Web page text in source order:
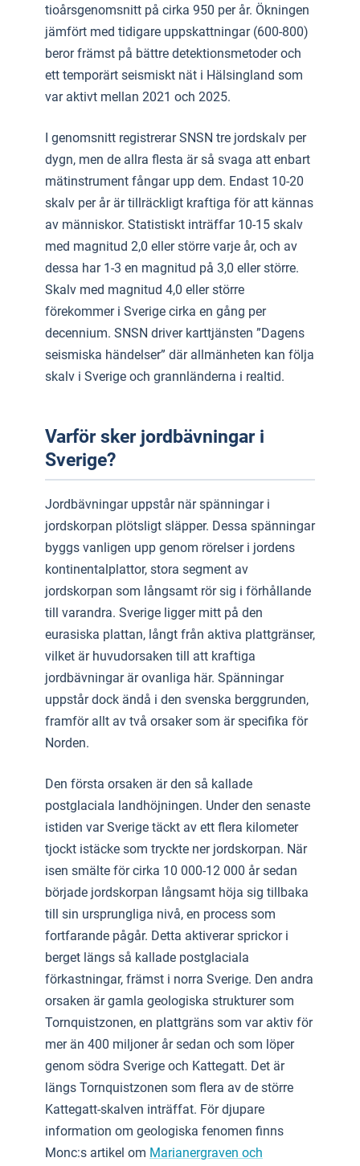
tioårsgenomsnitt på cirka 950 per år. Ökningen
jämfört med tidigare uppskattningar (600-800)
beror främst på bättre detektionsmetoder och
ett temporärt seismiskt nät i Hälsingland som
var aktivt mellan 2021 och 2025.
I genomsnitt registrerar SNSN tre jordskalv per
dygn, men de allra flesta är så svaga att enbart
mätinstrument fångar upp dem. Endast 10-20
skalv per år är tillräckligt kraftiga för att kännas
av människor. Statistiskt inträffar 10-15 skalv
med magnitud 2,0 eller större varje år, och av
dessa har 1-3 en magnitud på 3,0 eller större.
Skalv med magnitud 4,0 eller större
förekommer i Sverige cirka en gång per
decennium. SNSN driver karttjänsten ”Dagens
seismiska händelser” där allmänheten kan följa
skalv i Sverige och grannländerna i realtid.
Varför sker jordbävningar i
Sverige?
Jordbävningar uppstår när spänningar i
jordskorpan plötsligt släpper. Dessa spänningar
byggs vanligen upp genom rörelser i jordens
kontinentalplattor, stora segment av
jordskorpan som långsamt rör sig i förhållande
till varandra. Sverige ligger mitt på den
eurasiska plattan, långt från aktiva plattgränser,
vilket är huvudorsaken till att kraftiga
jordbävningar är ovanliga här. Spänningar
uppstår dock ändå i den svenska berggrunden,
framför allt av två orsaker som är specifika för
Norden.
Den första orsaken är den så kallade
postglaciala landhöjningen. Under den senaste
istiden var Sverige täckt av ett flera kilometer
tjockt istäcke som tryckte ner jordskorpan. När
isen smälte för cirka 10 000-12 000 år sedan
började jordskorpan långsamt höja sig tillbaka
till sin ursprungliga nivå, en process som
fortfarande pågår. Detta aktiverar sprickor i
berget längs så kallade postglaciala
förkastningar, främst i norra Sverige. Den andra
orsaken är gamla geologiska strukturer som
Tornquistzonen, en plattgräns som var aktiv för
mer än 400 miljoner år sedan och som löper
genom södra Sverige och Kattegatt. Det är
längs Tornquistzonen som flera av de större
Kattegatt-skalven inträffat. För djupare
information om geologiska fenomen finns
Monc:s artikel om Marianergraven och